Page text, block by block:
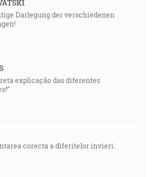
Darlegung der verschiedenen
explicação das diferentes
corecta a diferitelor invieri.